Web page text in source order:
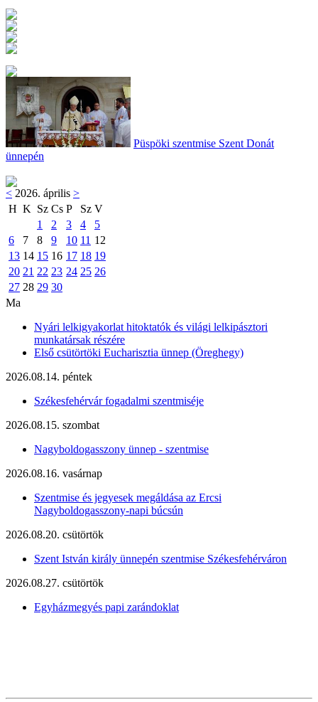
Püspöki szentmise Szent Donát
ünnepén
< 2026. április >
H K Sz Cs P Sz V
1
2 3 4
5
6
7 8 9 10 11 12
13 14 15 16 17 18 19
20 21 22 23 24 25 26
27 28 29 30
Ma
Nyári lelkigyakorlat hitoktatók és világi lelkipásztori
munkatársak részére
Első csütörtöki Eucharisztia ünnep (Öreghegy)
2026.08.14. péntek
Székesfehérvár fogadalmi szentmiséje
2026.08.15. szombat
Nagyboldogasszony ünnep - szentmise
2026.08.16. vasárnap
Szentmise és jegyesek megáldása az Ercsi
Nagyboldogasszony-napi búcsún
2026.08.20. csütörtök
Szent István király ünnepén szentmise Székesfehérváron
2026.08.27. csütörtök
Egyházmegyés papi zarándoklat